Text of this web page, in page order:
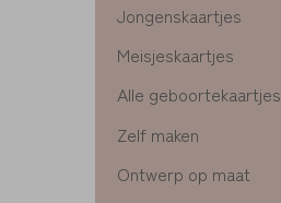
Jongenskaartjes
Meisjeskaartjes
Alle geboortekaartjes
Zelf maken
Ontwerp op maat